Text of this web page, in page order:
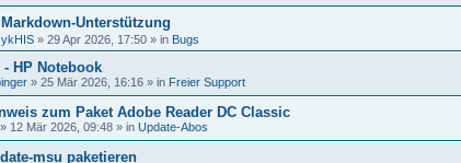
Unterstützung
» 29 Apr 2026, 17:50 » in Bugs
HP Notebook
» 25 Mär 2026, 16:16 » in Freier Support
zum Paket Adobe Reader DC Classic
» 12 Mär 2026, 09:48 » in Update-Abos
msu paketieren